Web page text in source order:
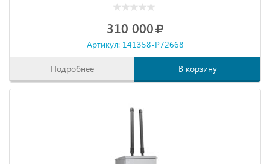
310 000
Артикул: 141358-P72668
Подробнее В корзину